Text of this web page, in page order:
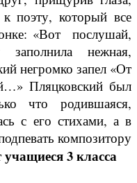
поэту, который все
«Вот послушай,
нежная,
негромко запел «От
Пляцковский был
что родившаяся,
с его стихами, а в
композитору
3 класса